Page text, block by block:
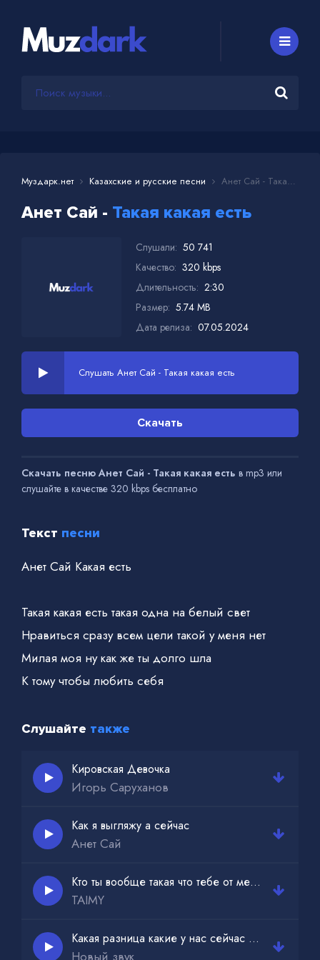
Муздарк.нет Казахские и русские песни Анет Сай - Такая какая есть
Анет Сай - Такая какая есть
Слушали: 50 741
Качество: 320 kbps
Длительность: 2:30
Размер: 5.74 MB
Дата релиза: 07.05.2024
Слушать Анет Сай - Такая какая есть
Скачать
Скачать песню Анет Сай - Такая какая есть в mp3 или
слушайте в качестве 320 kbps бесплатно
Текст песни
Анет Сай Какая есть
Такая какая есть такая одна на белый свет
Нравиться сразу всем цели такой у меня нет
Милая моя ну как же ты долго шла
К тому чтобы любить себя
Слушайте также
Кировская Девочка
Игорь Саруханов
Как я выгляжу а сейчас
Анет Сай
Кто ты вообще такая что тебе от меня нужно
TAIMY
Какая разница какие у нас сейчас проблемы и какие будет еще
Новый звук